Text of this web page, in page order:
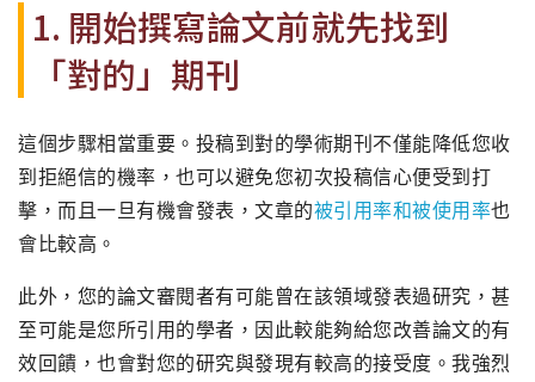
1. 開始撰寫論文前就先找到
「對的」期刊
這個步驟相當重要。投稿到對的學術期刊不僅能降低您收
到拒絕信的機率，也可以避免您初次投稿信心便受到打
擊，而且一旦有機會發表，文章的被引用率和被使用率也
會比較高。
此外，您的論文審閱者有可能曾在該領域發表過研究，甚
至可能是您所引用的學者，因此較能夠給您改善論文的有
效回饋，也會對您的研究與發現有較高的接受度。我強烈